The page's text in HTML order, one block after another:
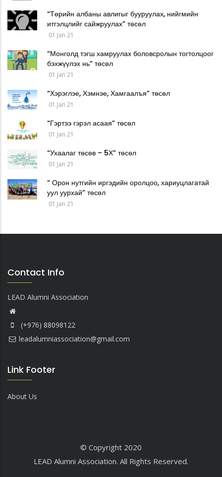
“Төрийн албаны авлигыг бууруулах, нийгмийн
итгэлцлийг сайжруулах” төсөл
01 Jan 21
“Монголд тэгш хамруулах боловсролын тогтолцоог
бэхжүүлэх нь” төсөл
01 Jan 21
“Хэрэглэе, Хэмнэе, Хамгаалъя” төсөл
01 Jan 21
“Гэртээ гэрэл асаая” төсөл
01 Jan 21
“Ухаалаг төсөв – 5Х” төсөл
01 Jan 21
“ Орон нутгийн иргэдийн оролцоо, хариуцлагатай
уул уурхай” төсөл
01 Jan 21
Contact Info
LEAD Alumni Association
(+976) 88098122
leadalumniassociation@gmail.com
Link Footer
About Us
© Copyright 2020
LEAD Alumni Association. All Rights Reserved.